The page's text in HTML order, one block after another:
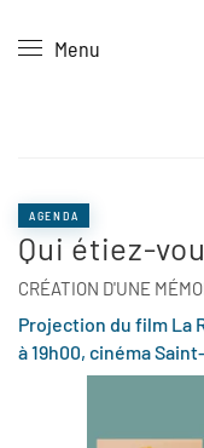
Skip to main content
Menu
AGENDA
Qui étiez-
CRÉATION D'UNE
Projection du film La
à 19h00, cinéma
Panneau de gestion